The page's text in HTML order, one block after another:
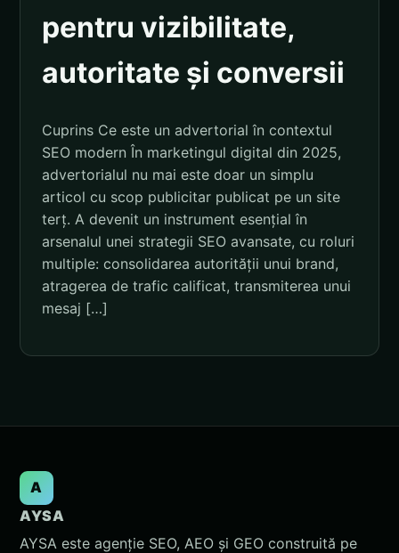
pentru vizibilitate,
autoritate și conversii
Cuprins Ce este un advertorial în contextul
SEO modern În marketingul digital din 2025,
advertorialul nu mai este doar un simplu
articol cu scop publicitar publicat pe un site
terț. A devenit un instrument esențial în
arsenalul unei strategii SEO avansate, cu roluri
multiple: consolidarea autorității unui brand,
atragerea de trafic calificat, transmiterea unui
mesaj […]
A
AYSA
AYSA este agenție SEO, AEO și GEO construită pe